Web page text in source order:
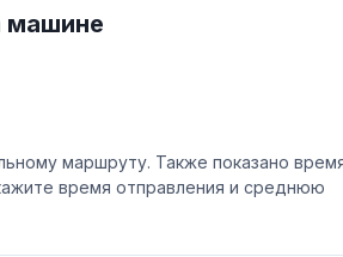
машине
маршруту. Также показано
время отправления и среднюю